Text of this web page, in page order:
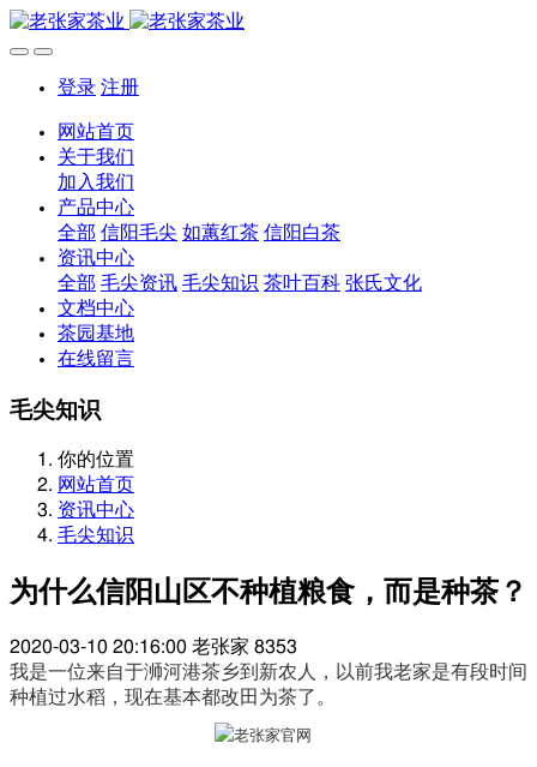
登录 注册
网站首页
关于我们
加入我们
产品中心
全部 信阳毛尖 如蕙红茶 信阳白茶
资讯中心
全部 毛尖资讯 毛尖知识 茶叶百科 张氏文化
文档中心
茶园基地
在线留言
毛尖知识
你的位置
网站首页
资讯中心
毛尖知识
为什么信阳山区不种植粮食，而是种茶？
2020-03-10 20:16:00 老张家 8353
我是一位来自于浉河港茶乡到新农人，以前我老家是有段时间
种植过水稻，现在基本都改田为茶了。